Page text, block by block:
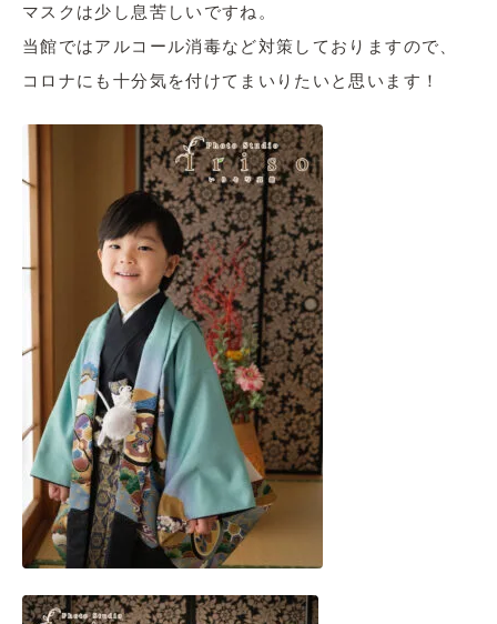
マスクは少し息苦しいですね。
当館ではアルコール消毒など対策しておりますので、
コロナにも十分気を付けてまいりたいと思います！